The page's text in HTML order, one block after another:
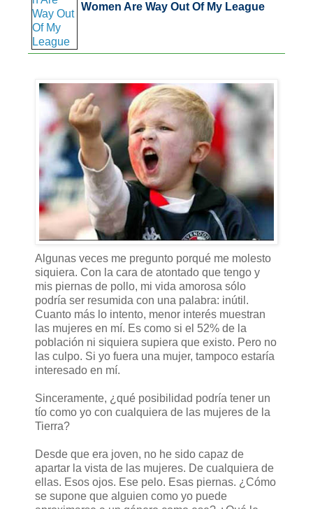
Women Are Way Out Of My League
Algunas veces me pregunto porqué me molesto
siquiera. Con la cara de atontado que tengo y
mis piernas de pollo, mi vida amorosa sólo
podría ser resumida con una palabra: inútil.
Cuanto más lo intento, menor interés muestran
las mujeres en mí. Es como si el 52% de la
población ni siquiera supiera que existo. Pero no
las culpo. Si yo fuera una mujer, tampoco estaría
interesado en mí.
Sinceramente, ¿qué posibilidad podría tener un
tío como yo con cualquiera de las mujeres de la
Tierra?
Desde que era joven, no he sido capaz de
apartar la vista de las mujeres. De cualquiera de
ellas. Esos ojos. Ese pelo. Esas piernas. ¿Cómo
se supone que alguien como yo puede